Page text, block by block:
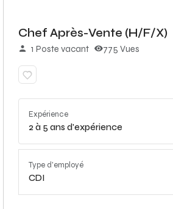
Chef Après-Vente (H/F/X)
1 Poste vacant 775 Vues
Expérience
2 à 5 ans d'expérience
Type d'employé
CDI